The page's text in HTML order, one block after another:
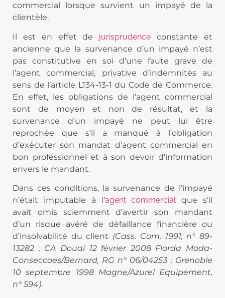
commercial lorsque survient un impayé de la
clientèle.
Il est en effet de jurisprudence constante et
ancienne que la survenance d’un impayé n’est
pas constitutive en soi d’une faute grave de
l’agent commercial, privative d’indemnités au
sens de l’article L134-13-1 du Code de Commerce.
En effet, les obligations de l’agent commercial
sont de moyen et non de résultat, et la
survenance d’un impayé ne peut lui être
reprochée que s’il a manqué à l’obligation
d’exécuter son mandat d’agent commercial en
bon professionnel et à son devoir d’information
envers le mandant.
Dans ces conditions, la survenance de l’impayé
n’était imputable à l’agent commercialque s’il
avait omis sciemment d’avertir son mandant
d’un risque avéré de défaillance financière ou
d’insolvabilité du client (Cass. Com. 1991, n° 89-
13282 ; CA Douai 12 février 2008 Florda Moda-
Conseccoes/Bernard, RG n° 06/04253 ; Grenoble
10 septembre 1998 Magne/Azurel Equipement,
n° 594).